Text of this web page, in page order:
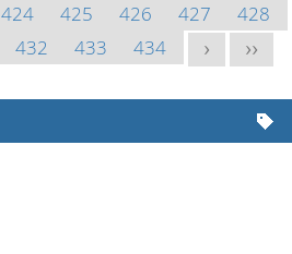
424 425 426 427
428
432 433 434 > >>